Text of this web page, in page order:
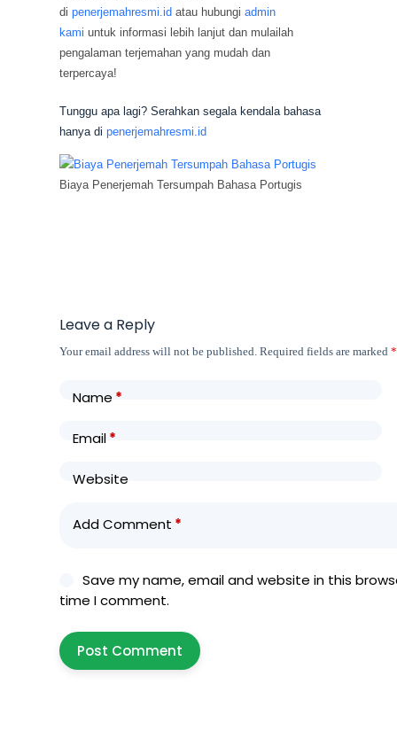
dipenerjemahresmi.id atau hubungiadmin
kami untuk informasi lebih lanjut dan mulailah
pengalaman terjemahan yang mudah dan
terpercaya!
Tunggu apa lagi? Serahkan segala kendala bahasa
hanya dipenerjemahresmi.id
Biaya Penerjemah Tersumpah Bahasa Portugis
Leave a Reply
Your email address will not be published. Required fields are marked*
Name*
Email*
Website
Add Comment *
Save my name, email and website in this
time I comment.
Post Comment